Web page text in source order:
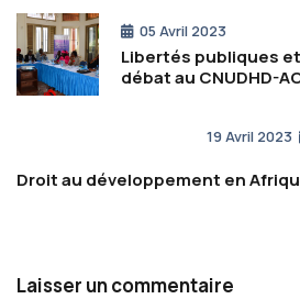
Libertés publiques
débat au CNUDHD-
05 Avril 2023
Droit au développement en
19 Avril 2023
Laisser un commentaire